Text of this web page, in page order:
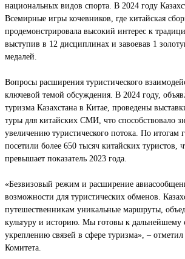
национальных видов спорта. В 2024 году
Всемирные игры кочевников, где китайская
продемонстрировала высокий интерес к
выступив в 12 дисциплинах и завоевав 1
медалей.
Вопросы расширения туристического
ключевой темой обсуждения. В 2024 году,
туризма Казахстана в Китае, проведены
туры для китайских СМИ, что способствовало
увеличению туристического потока. По итогам
посетили более 650 тысяч китайских туристов,
превышает показатель 2023 года.
«Безвизовый режим и расширение
возможности для туристических обменов.
путешественникам уникальные маршруты,
культуру и историю. Мы готовы к дальнейшему
укреплению связей в сфере туризма», – отметил
Комитета.